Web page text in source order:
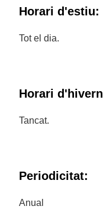
Horari d'estiu:
Tot el dia.
Horari d'hivern
Tancat.
Periodicitat:
Anual